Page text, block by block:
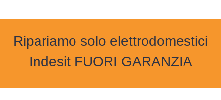
Ripariamo solo elettrodomestici
Indesit FUORI GARANZIA